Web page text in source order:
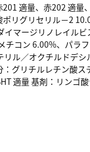
適量、赤202 適量
リグリセリル－2
マージリノレイル
コン 6.00%、パラ
ル／オクチルドデ
グリチルレチン酸
適量 基剤：リンゴ